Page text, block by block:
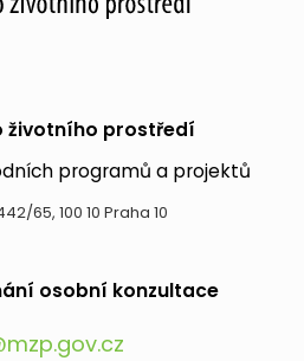
životního prostředí
programů a projektů
65, 100 10 Praha 10
osobní konzultace